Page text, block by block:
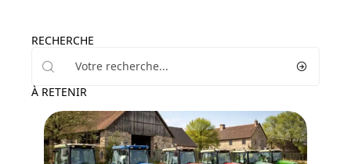
RECHERCHE
À RETENIR